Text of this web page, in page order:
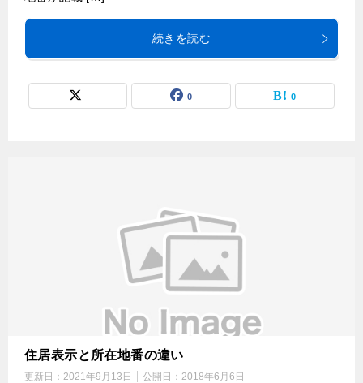
続きを読む
0 0
住居表示と所在地番の違い
更新日： 2021年9月13日 公開日： 2018年6月6日